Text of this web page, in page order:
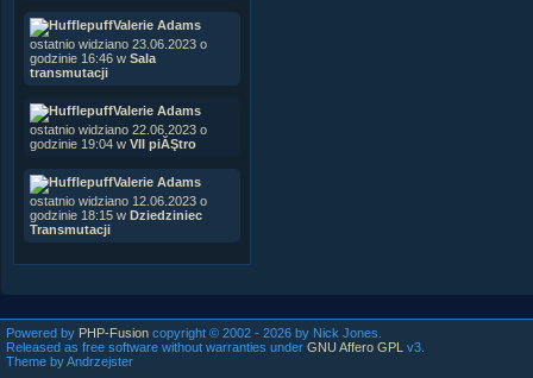
Valerie Adams
ostatnio widziano 23.06.2023 o
godzinie 16:46 w Sala
transmutacji
Valerie Adams
ostatnio widziano 22.06.2023 o
godzinie 19:04 w VII piĂŞtro
Valerie Adams
ostatnio widziano 12.06.2023 o
godzinie 18:15 w Dziedziniec
Transmutacji
Powered by PHP-Fusion copyright © 2002 - 2026 by Nick Jones.
Released as free software without warranties under GNU Affero GPL
v3.
Theme by Andrzejster